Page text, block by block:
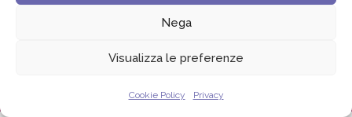
Nega
Visualizza le preferenze
Cookie Policy Privacy